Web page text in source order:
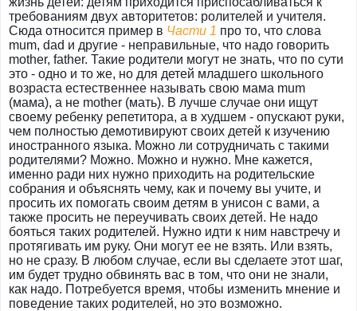
требованиям двух авторитетов: ролителей и учителя.
Сюда относится пример в Части 1 про то, что слова
mum, dad и другие - неправильные, что надо говорить
mother, father. Такие родители могут не знать, что по сути
это - одно и то же, но для детей младшего школьного
возраста естественнее называть свою мама mum
(мама), а не mother (мать). В лучше случае они ищут
своему ребенку репетитора, а в худшем - опускают руки,
чем полностью демотивируют своих детей к изучению
иностранного языка. Можно ли сотрудничать с такими
родителями? Можно. Можно и нужно. Мне кажется,
именно ради них нужно приходить на родительские
собрания и объяснять чему, как и почему вы учите, и
просить их помогать своим детям в унисон с вами, а
также просить не переучивать своих детей. Не надо
бояться таких родителей. Нужно идти к ним навстречу и
протягивать им руку. Они могут ее не взять. Или взять,
но не сразу. В любом случае, если вы сделаете этот шаг,
им будет трудно обвинять вас в том, что они не знали,
как надо. Потребуется время, чтобы изменить мнение и
поведение таких родителей, но это возможно.